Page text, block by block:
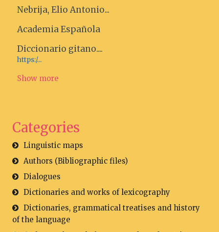
Nebrija, Elio Antonio...
Academia Española
Diccionario gitano....
https:/...
Show more
Categories
Linguistic maps
Authors (Bibliographic files)
Dialogues
Dictionaries and works of lexicography
Dictionaries, grammatical treatises and history
of the language